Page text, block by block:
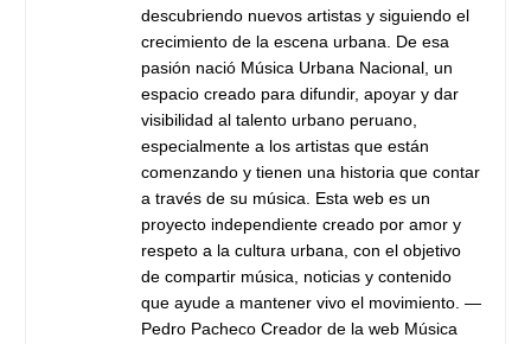
descubriendo nuevos artistas y siguiendo el
crecimiento de la escena urbana. De esa
pasión nació Música Urbana Nacional, un
espacio creado para difundir, apoyar y dar
visibilidad al talento urbano peruano,
especialmente a los artistas que están
comenzando y tienen una historia que contar
a través de su música. Esta web es un
proyecto independiente creado por amor y
respeto a la cultura urbana, con el objetivo
de compartir música, noticias y contenido
que ayude a mantener vivo el movimiento. —
Pedro Pacheco Creador de la web Música